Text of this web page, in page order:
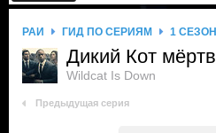
РАЙ ГИД ПО СЕРИЯМ 1 СЕЗОН
Дикий Кот мёртв
Wildcat Is Down
Предыдущая серия